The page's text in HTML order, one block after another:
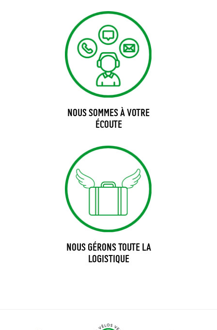
NOUS SOMMES À VOTRE
ÉCOUTE
NOUS GÉRONS TOUTE LA
LOGISTIQUE